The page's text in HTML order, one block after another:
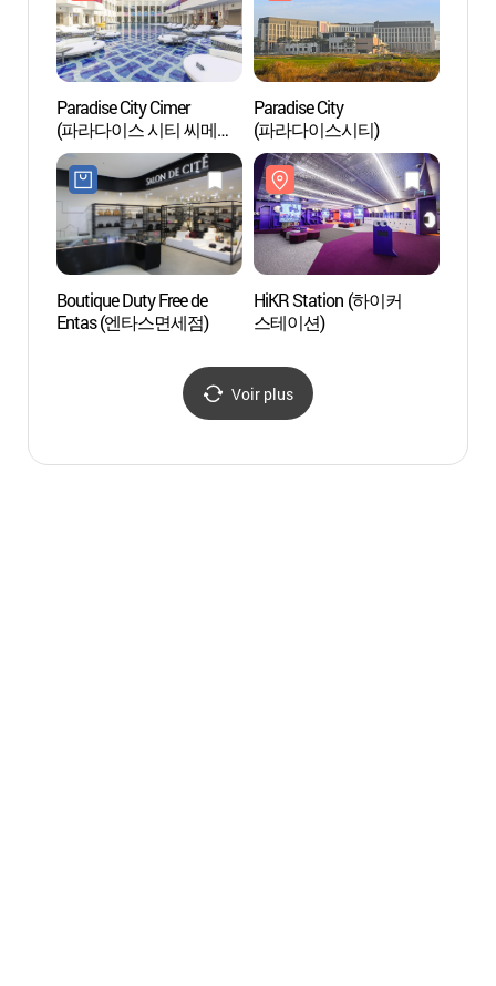
Paradise City Cimer
(파라다이스 시티 씨메르
(인천))
Paradise City
(파라다이스시티)
Boutique Duty Free de
Entas (엔타스면세점)
HiKR Station (하이커
스테이션)
Voir plus